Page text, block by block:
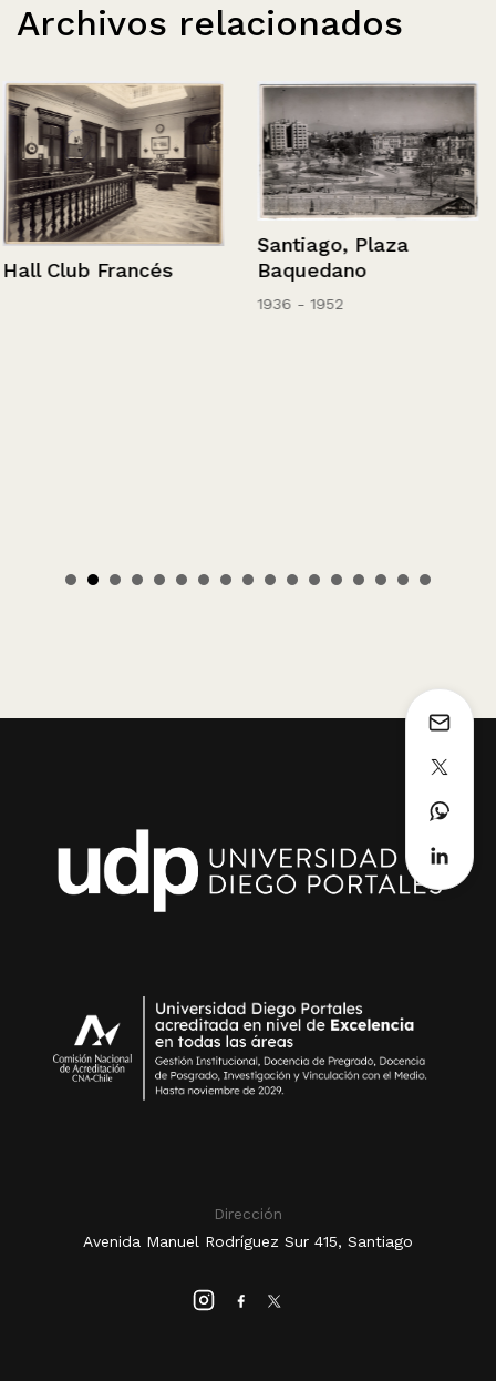
Archivos relacionados
Hall Club Francés
Santiago, Plaza
Baquedano
1936 - 1952
Dirección
Avenida Manuel Rodríguez Sur 415, Santiago